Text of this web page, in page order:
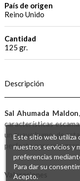
País de origen
Reino Unido
Cantidad
125 gr.
Descripción
Sal Ahumada Maldon
características
un suave humo, de
perfecto para una
Valoraciones
Este sitio web utiliza
nuestros servicios y
preferencias
Para dar su
Acepto.